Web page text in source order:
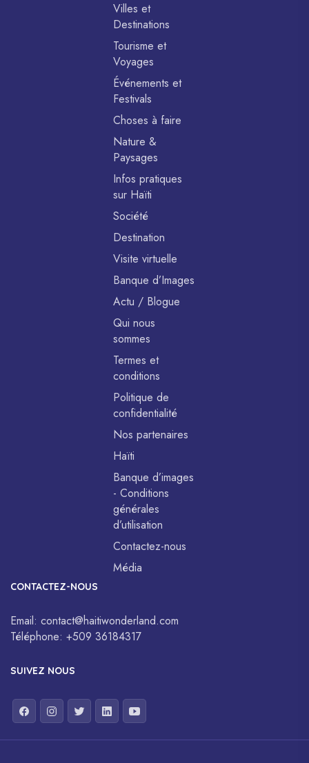
Villes et
Destinations
Tourisme et
Voyages
Événements et
Festivals
Choses à faire
Nature &
Paysages
Infos pratiques
sur Haïti
Société
Destination
Visite virtuelle
Banque d’Images
Actu / Blogue
Qui nous
sommes
Termes et
conditions
Politique de
confidentialité
Nos partenaires
Haïti
Banque d’images
- Conditions
générales
d’utilisation
Contactez-nous
Média
CONTACTEZ-NOUS
Email: contact@haitiwonderland.com
Téléphone: +509 36184317
SUIVEZ NOUS